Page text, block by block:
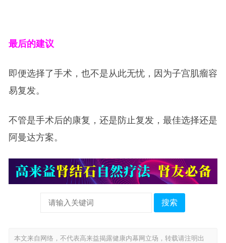
最后的建议
即便选择了手术，也不是从此无忧，因为子宫肌瘤容
易复发。
不管是手术后的康复，还是防止复发，最佳选择还是
阿曼达方案。
搜索
本文来自网络，不代表高来益揭露健康内幕网立场，转载请注明出